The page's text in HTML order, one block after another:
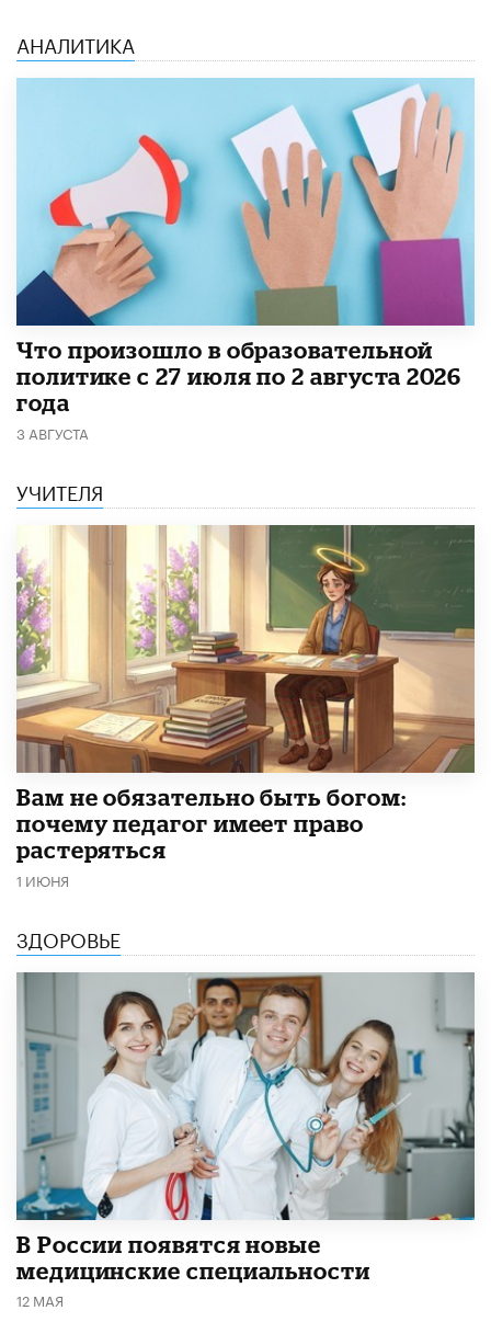
АНАЛИТИКА
​Что произошло в образовательной
политике с 27 июля по 2 августа 2026
года
3 АВГУСТА
УЧИТЕЛЯ
​Вам не обязательно быть богом:
почему педагог имеет право
растеряться
1 ИЮНЯ
ЗДОРОВЬЕ
В России появятся новые
медицинские специальности
12 МАЯ